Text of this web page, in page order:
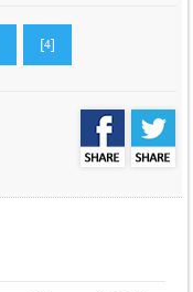
[4]